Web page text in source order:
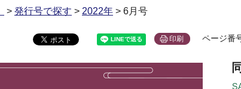
> 発行号で探す > 2022年 > 6月号
印刷 ページ番